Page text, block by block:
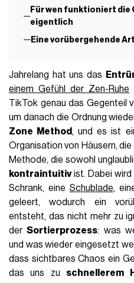
Für wen funktioniert
eigentlich
Eine vorübergehende
Jahrelang hat uns das
einem Gefühl der Zen-Ruhe
TikTok genau das Gegenteil
um danach die Ordnung
Zone Method , und es ist
Organisation von Häusern, die
Methode, die sowohl
kontraintuitivist. Dabei wird
Schrank, eine Schublade,
geleert, wodurch ein
entsteht, das nicht mehr zu
derSortierprozess: was
und was wieder eingesetzt
dass sichtbares Chaos ein
das uns zu schnellerem